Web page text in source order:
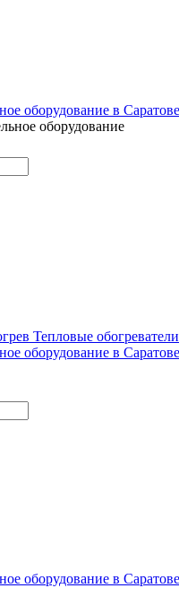
оборудование
Тепловые обогреватели